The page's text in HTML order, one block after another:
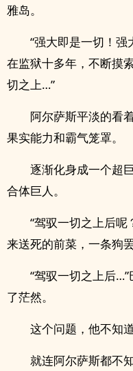
雅岛。
“强大即是一切！
在监狱十多年，不断摸
切之上…”
阿尔萨斯平淡的看
果实能力和霸气笼罩。
逐渐化身成一个超
合体巨人。
“驾驭一切之上后
来送死的前菜，一条狗
“驾驭一切之上后
了茫然。
这个问题，他不知
就连阿尔萨斯都不